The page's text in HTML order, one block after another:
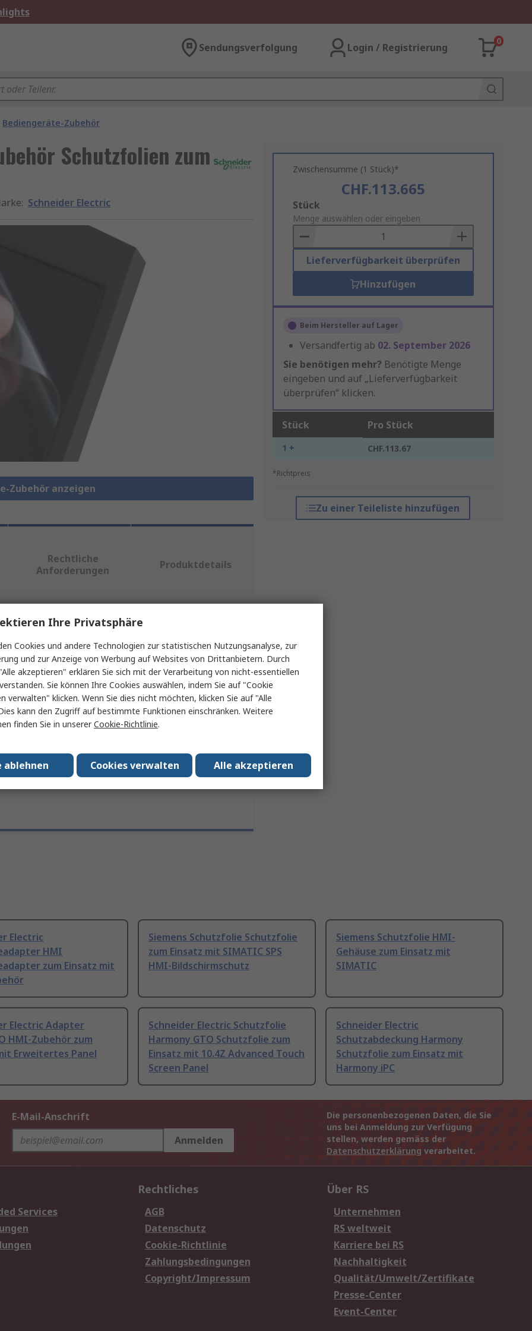
Sendungsverfolgung Login / Registrierung
0
Bediengeräte-Zubehör
Schutzfolien zum
: Schneider Electric
Zubehör anzeigen
Zwischensumme (1 Stück)*
CHF.113.665
Add
to
Basket
Stück
Menge auswählen oder eingeben
Lieferverfügbarkeit überprüfen
Hinzufügen
Beim Hersteller auf Lager
Versandfertig ab 02. September 2026
Sie benötigen mehr? Benötigte Menge
eingeben und auf „Lieferverfügbarkeit
überprüfen“ klicken.
Stück Pro Stück
1 + CHF.113.67
*Richtpreis
Zu einer Teileliste hinzufügen
Rechtliche
Anforderungen
Produktdetails
oder mehrere Eigenschaften auswählen.
Wert
Schneider Electric
Schutzfolien
Schutzzubehör
mit HMI HMI-Zubehör
Electric
HMI
zum Einsatz mit
Siemens Schutzfolie Schutzfolie
zum Einsatz mit SIMATIC SPS
HMI-Bildschirmschutz
Siemens Schutzfolie HMI-
Gehäuse zum Einsatz mit
SIMATIC
Electric Adapter
HMI-Zubehör zum
Erweitertes Panel
Schneider Electric Schutzfolie
Harmony GTO Schutzfolie zum
Einsatz mit 10.4Z Advanced Touch
Screen Panel
Schneider Electric
Schutzabdeckung Harmony
Schutzfolie zum Einsatz mit
Harmony iPC
E-Mail-Anschrift
Anmelden
Die personenbezogenen Daten, die Sie
uns bei Anmeldung zur Verfügung
stellen, werden gemäss der
Datenschutzerklärung verarbeitet.
Services
Rechtliches
AGB
Datenschutz
Cookie-Richtlinie
Zahlungsbedingungen
Copyright/Impressum
Über RS
Unternehmen
RS weltweit
Karriere bei RS
Nachhaltigkeit
Qualität/Umwelt/Zertifikate
Presse-Center
Event-Center
Ihre Privatsphäre
Cookies und andere Technologien zur statistischen Nutzungsanalyse, zur
und zur Anzeige von Werbung auf Websites von Drittanbietern. Durch
akzeptieren" erklären Sie sich mit der Verarbeitung von nicht-essentiellen
Sie können Ihre Cookies auswählen, indem Sie auf "Cookie
verwalten" klicken. Wenn Sie dies nicht möchten, klicken Sie auf "Alle
kann den Zugriff auf bestimmte Funktionen einschränken. Weitere
finden Sie in unsererCookie-Richtlinie.
Alle akzeptieren
Cookies verwalten
ablehnen